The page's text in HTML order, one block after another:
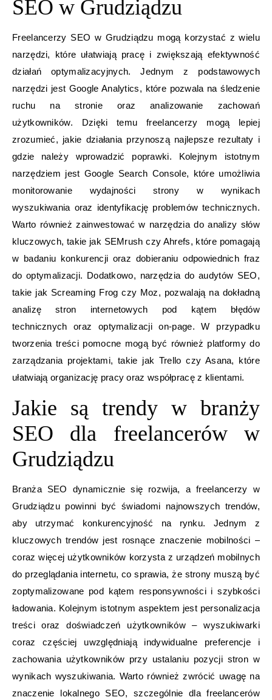
SEO w Grudziądzu
Freelancerzy SEO w Grudziądzu mogą korzystać z wielu
narzędzi, które ułatwiają pracę i zwiększają efektywność
działań optymalizacyjnych. Jednym z podstawowych
narzędzi jest Google Analytics, które pozwala na śledzenie
ruchu na stronie oraz analizowanie zachowań
użytkowników. Dzięki temu freelancerzy mogą lepiej
zrozumieć, jakie działania przynoszą najlepsze rezultaty i
gdzie należy wprowadzić poprawki. Kolejnym istotnym
narzędziem jest Google Search Console, które umożliwia
monitorowanie wydajności strony w wynikach
wyszukiwania oraz identyfikację problemów technicznych.
Warto również zainwestować w narzędzia do analizy słów
kluczowych, takie jak SEMrush czy Ahrefs, które pomagają
w badaniu konkurencji oraz dobieraniu odpowiednich fraz
do optymalizacji. Dodatkowo, narzędzia do audytów SEO,
takie jak Screaming Frog czy Moz, pozwalają na dokładną
analizę stron internetowych pod kątem błędów
technicznych oraz optymalizacji on-page. W przypadku
tworzenia treści pomocne mogą być również platformy do
zarządzania projektami, takie jak Trello czy Asana, które
ułatwiają organizację pracy oraz współpracę z klientami.
Jakie są trendy w branży
SEO dla freelancerów w
Grudziądzu
Branża SEO dynamicznie się rozwija, a freelancerzy w
Grudziądzu powinni być świadomi najnowszych trendów,
aby utrzymać konkurencyjność na rynku. Jednym z
kluczowych trendów jest rosnące znaczenie mobilności –
coraz więcej użytkowników korzysta z urządzeń mobilnych
do przeglądania internetu, co sprawia, że strony muszą być
zoptymalizowane pod kątem responsywności i szybkości
ładowania. Kolejnym istotnym aspektem jest personalizacja
treści oraz doświadczeń użytkowników – wyszukiwarki
coraz częściej uwzględniają indywidualne preferencje i
zachowania użytkowników przy ustalaniu pozycji stron w
wynikach wyszukiwania. Warto również zwrócić uwagę na
znaczenie lokalnego SEO, szczególnie dla freelancerów